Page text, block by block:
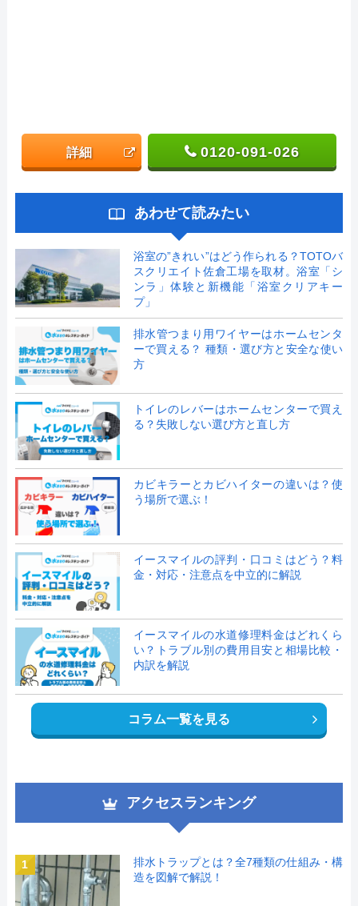
詳細 0120-091-026
あわせて読みたい
浴室の”きれい”はどう作られる？TOTOバ
スクリエイト佐倉工場を取材。浴室「シ
ンラ」体験と新機能「浴室クリアキー
プ」
排水管つまり用ワイヤーはホームセンタ
ーで買える？ 種類・選び方と安全な使い
方
トイレのレバーはホームセンターで買え
る？失敗しない選び方と直し方
カビキラーとカビハイターの違いは？使
う場所で選ぶ！
イースマイルの評判・口コミはどう？料
金・対応・注意点を中立的に解説
イースマイルの水道修理料金はどれくら
い？トラブル別の費用目安と相場比較・
内訳を解説
コラム一覧を見る
アクセスランキング
1
排水トラップとは？全7種類の仕組み・構
造を図解で解説！